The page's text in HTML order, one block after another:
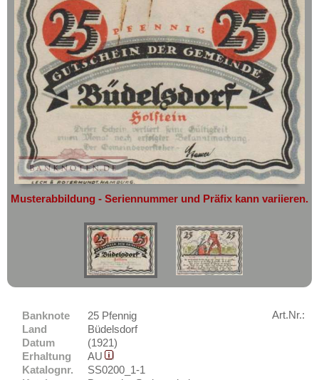
geht oder beschädigt wird.
Absolute Zuverlässigkeit: sowohl in
puncto Service als auch in der Qualität
unserer Banknoten
Möchten Sie Banknoten
verkaufen?
Dann sind Sie bei uns genau richtig
Senden Sie uns einfach ein
Übersichtsbild Ihrer Banknoten an
info@banknoten.de.
Weitere Informationen zum Ankauf
Brühl
Brunde - Rothenkrug
Brunshaupten
Buchau
Bückeburg
Büdelsdorf
Buer
Bullenkuhlen
Burg an der Wupper
Burg b. Magdeburg
Burg in Süderdithmarschen
Burgsteinfurt
Buttstädt
Butzbach
Afrika
Australien & Ozeanien
Europa
Testbanknoten
Banknotenbriefe
Kataloge
Musterabbildung - Seriennummer und Präfix kann variieren.
Banknote
25 Pfennig
Land
Büdelsdorf
Datum
(1921)
Erhaltung
AU
Katalognr.
SS0200_1-1
Art.Nr.: